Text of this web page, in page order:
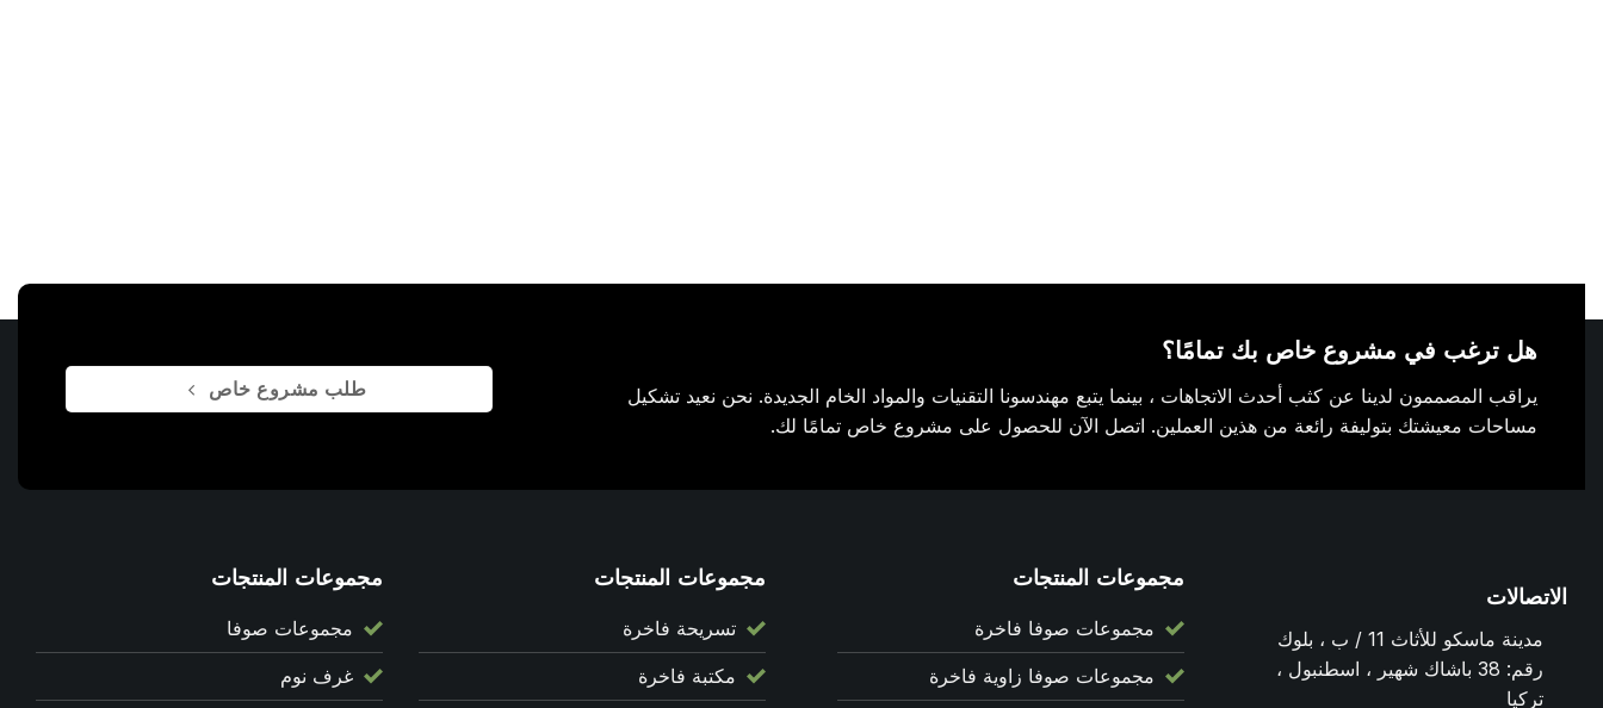
هل ترغب في مشروع خاص بك تمامًا؟
يراقب المصممون لدينا عن كثب أحدث الاتجاهات ، بينما يتبع مهندسونا التقنيات والمواد الخام الجديدة. نحن نعيد تشكيل
مساحات معيشتك بتوليفة رائعة من هذين العملين. اتصل الآن للحصول على مشروع خاص تمامًا لك.
طلب مشروع خاص
الاتصالات
مدينة ماسكو للأثاث 11 / ب ، بلوك
رقم: 38 باشاك شهير ، اسطنبول ،
تركيا
مجموعات المنتجات
مجموعات صوفا فاخرة
مجموعات صوفا زاوية فاخرة
مجموعات المنتجات
تسريحة فاخرة
مكتبة فاخرة
مجموعات المنتجات
مجموعات صوفا
غرف نوم